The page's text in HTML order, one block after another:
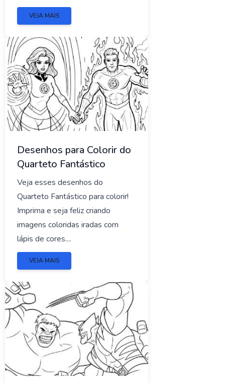
VEJA MAIS
Desenhos para Colorir do
Quarteto Fantástico
Veja esses desenhos do
Quarteto Fantástico para colorir!
Imprima e seja feliz criando
imagens coloridas iradas com
lápis de cores....
VEJA MAIS